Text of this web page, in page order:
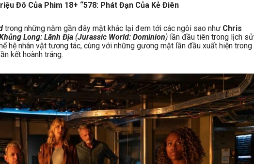
Đô Của Phim 18+ “578: Phát Đạn Của Kẻ Điên
trong những năm gần đây mặt khác lại đem tới các ngôi sao như Chris
Long: Lãnh Địa (Jurassic World: Dominion) lần đầu tiên trong lịch sử
hệ nhân vật tương tác, cùng với những gương mặt lần đầu xuất hiện trong
kết hoành tráng.